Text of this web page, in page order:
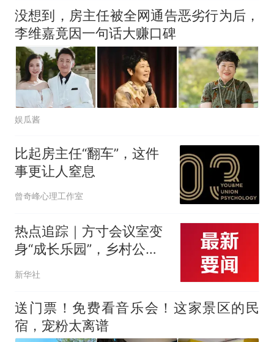
没想到，房主任被全网通告恶劣行为后，
李维嘉竟因一句话大赚口碑
娱瓜酱
比起房主任“翻车”，这件
事更让人窒息
曾奇峰心理工作室
热点追踪｜方寸会议室变
身“成长乐园”，乡村公益
暑托班如何“托”住孩子的
夏天？
新华社
送门票！免费看音乐会！这家景区的民
宿，宠粉太离谱